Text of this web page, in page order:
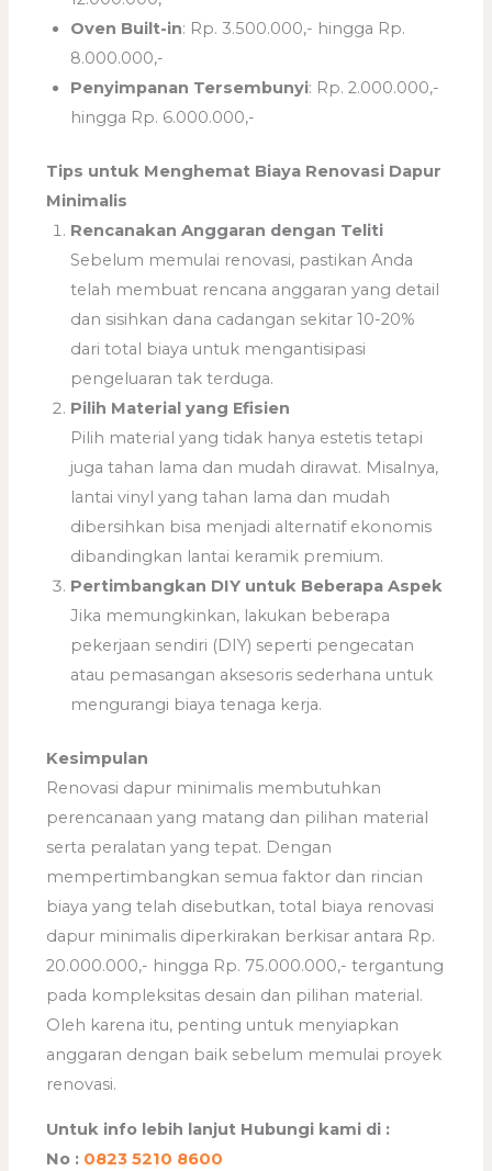
Oven Built-in: Rp. 3.500.000,- hingga Rp.
8.000.000,-
Penyimpanan Tersembunyi: Rp. 2.000.000,-
hingga Rp. 6.000.000,-
Tips untuk Menghemat Biaya Renovasi Dapur
Minimalis
Rencanakan Anggaran dengan Teliti
Sebelum memulai renovasi, pastikan Anda
telah membuat rencana anggaran yang detail
dan sisihkan dana cadangan sekitar 10-20%
dari total biaya untuk mengantisipasi
pengeluaran tak terduga.
Pilih Material yang Efisien
Pilih material yang tidak hanya estetis tetapi
juga tahan lama dan mudah dirawat. Misalnya,
lantai vinyl yang tahan lama dan mudah
dibersihkan bisa menjadi alternatif ekonomis
dibandingkan lantai keramik premium.
Pertimbangkan DIY untuk Beberapa Aspek
Jika memungkinkan, lakukan beberapa
pekerjaan sendiri (DIY) seperti pengecatan
atau pemasangan aksesoris sederhana untuk
mengurangi biaya tenaga kerja.
Kesimpulan
Renovasi dapur minimalis membutuhkan
perencanaan yang matang dan pilihan material
serta peralatan yang tepat. Dengan
mempertimbangkan semua faktor dan rincian
biaya yang telah disebutkan, total biaya renovasi
dapur minimalis diperkirakan berkisar antara Rp.
20.000.000,- hingga Rp. 75.000.000,- tergantung
pada kompleksitas desain dan pilihan material.
Oleh karena itu, penting untuk menyiapkan
anggaran dengan baik sebelum memulai proyek
renovasi.
Untuk info lebih lanjut Hubungi kami di :
No : 0823 5210 8600